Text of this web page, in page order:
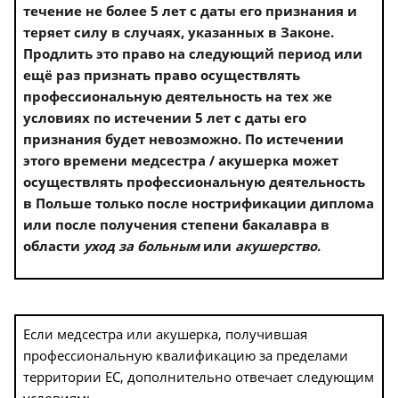
течение не более 5 лет с даты его признания и
теряет силу в случаях, указанных в Законе.
Продлить это право на следующий период или
ещё раз признать право осуществлять
профессиональную деятельность на тех же
условиях по истечении 5 лет с даты его
признания будет невозможно. По истечении
этого времени медсестра / акушерка может
осуществлять профессиональную деятельность
в Польше только после нострификации диплома
или после получения степени бакалавра в
области уход за больнымили акушерство.
Если медсестра или акушерка, получившая
профессиональную квалификацию за пределами
территории ЕС, дополнительно отвечает следующим